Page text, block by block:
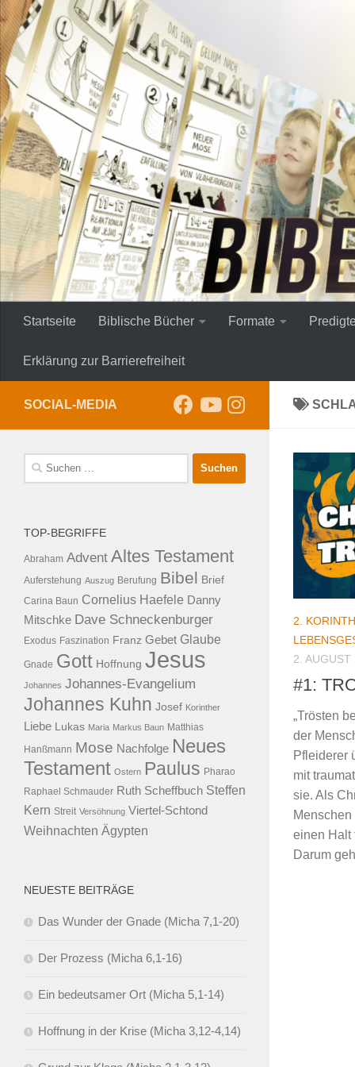
Zum Inhalt springen
Startseite Biblische Bücher Formate
Erklärung zur Barrierefreiheit
2.
2. AUGUST
#1:
„Trösten
der
Pfleiderer
mit
sie. Als
einen Halt
Darum
SOCIAL-MEDIA
Suche
nach:
TOP-BEGRIFFE
Abraham Advent Altes Testament
Auferstehung Auszug Berufung Bibel Brief
Carina Baun Cornelius Haefele Danny
Mitschke Dave Schneckenburger
Exodus Faszination Franz Gebet Glaube
Gnade Gott Hoffnung Jesus
Johannes Johannes-Evangelium
Johannes Kuhn Josef Korinther
Liebe Lukas Maria Markus Baun Matthias
Hanßmann Mose Nachfolge Neues
Testament Ostern Paulus Pharao
Raphael Schmauder Ruth Scheffbuch Steffen
Kern Streit Versöhnung Viertel-Schtond
Weihnachten Ägypten
NEUESTE BEITRÄGE
Das Wunder der Gnade (Micha 7,1-20)
Der Prozess (Micha 6,1-16)
Ein bedeutsamer Ort (Micha 5,1-14)
Hoffnung in der Krise (Micha 3,12-4,14)